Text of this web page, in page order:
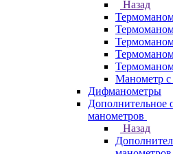
Назад
Манометр
Дифманометры
Дополнительное
манометров
Назад